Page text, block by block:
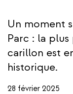
Un moment
Parc : la
carillon est
historique.
28 février 2025